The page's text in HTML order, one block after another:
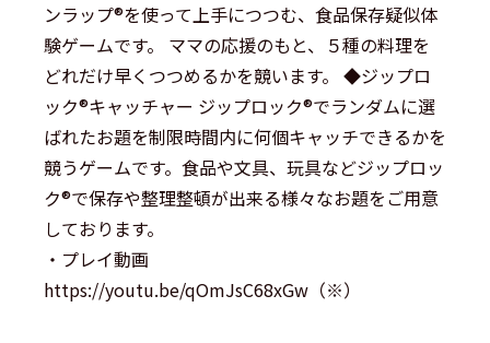
ンラップ®を使って上手につつむ、食品保存疑似体
験ゲームです。 ママの応援のもと、５種の料理を
どれだけ早くつつめるかを競います。 ◆ジップロ
ック®キャッチャー ジップロック®でランダムに選
ばれたお題を制限時間内に何個キャッチできるかを
競うゲームです。食品や文具、玩具などジップロッ
ク®で保存や整理整頓が出来る様々なお題をご用意
しております。
・プレイ動画
https://youtu.be/qOmJsC68xGw（※）